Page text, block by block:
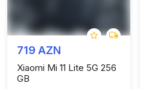
719 AZN
Xiaomi Mi 11 Lite 5G 256
GB